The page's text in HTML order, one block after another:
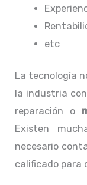
etc
La tecnología
la industria
reparación o
Existen
necesario
calificado para